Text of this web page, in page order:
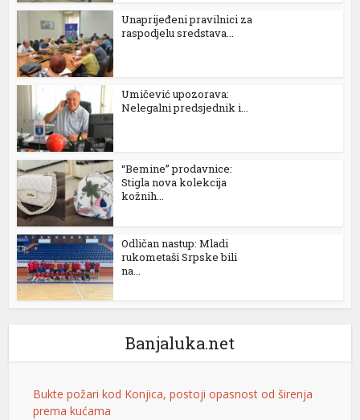
Unaprijeđeni pravilnici za
raspodjelu sredstava...
Umičević upozorava:
Nelegalni predsjednik i...
“Bemine” prodavnice:
Stigla nova kolekcija
kožnih...
Odličan nastup: Mladi
rukometaši Srpske bili
na...
Banjaluka.net
Bukte požari kod Konjica, postoji opasnost od širenja
prema kućama